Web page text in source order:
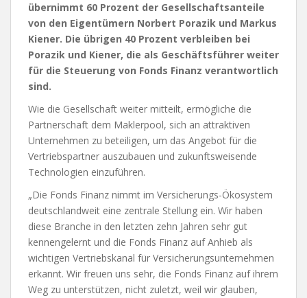
übernimmt 60 Prozent der Gesellschaftsanteile
von den Eigentümern Norbert Porazik und Markus
Kiener. Die übrigen 40 Prozent verbleiben bei
Porazik und Kiener, die als Geschäftsführer weiter
für die Steuerung von Fonds Finanz verantwortlich
sind.
Wie die Gesellschaft weiter mitteilt, ermögliche die
Partnerschaft dem Maklerpool, sich an attraktiven
Unternehmen zu beteiligen, um das Angebot für die
Vertriebspartner auszubauen und zukunftsweisende
Technologien einzuführen.
„Die Fonds Finanz nimmt im Versicherungs-Ökosystem
deutschlandweit eine zentrale Stellung ein. Wir haben
diese Branche in den letzten zehn Jahren sehr gut
kennengelernt und die Fonds Finanz auf Anhieb als
wichtigen Vertriebskanal für Versicherungsunternehmen
erkannt. Wir freuen uns sehr, die Fonds Finanz auf ihrem
Weg zu unterstützen, nicht zuletzt, weil wir glauben,